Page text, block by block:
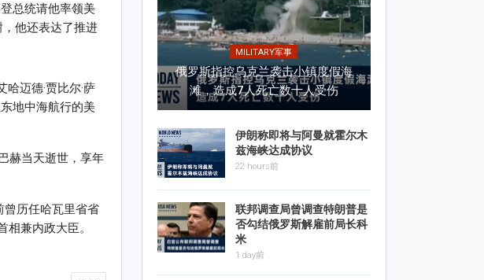
总统请他率领美
他还表达了推进
迈德·贾比尔·萨
地中海航行的美
赫当天逝世，享年
曾历任哈瓦里省省
兼内政大臣。
MILITARY军事
俄罗斯指控乌克兰袭击小镇度假海
滩，造成7人死亡数十人受伤
伊朗称即将与阿曼就霍尔木
兹海峡达成协议
22 hours前
联邦调查局曾调查特朗普是
否勾结俄罗斯解雇前局长科
米
1 day前